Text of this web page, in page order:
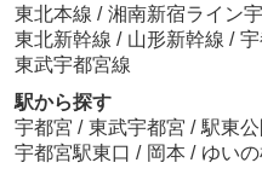
東北本線 / 湘南新宿ライン
東北新幹線 / 山形新幹線 /
東武宇都宮線
駅から探す
宇都宮 / 東武宇都宮 / 駅東
宇都宮駅東口 / 岡本 / ゆい